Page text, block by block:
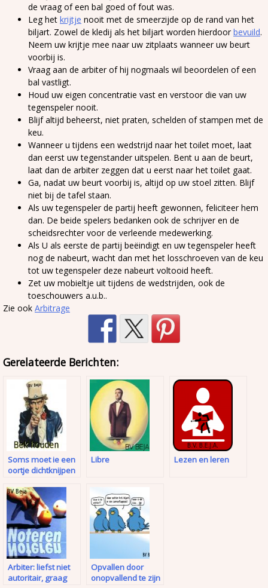
de vraag of een bal goed of fout was.
Leg het krijtje nooit met de smeerzijde op de rand van het
biljart. Zowel de kledij als het biljart worden hierdoorbevuild.
Neem uw krijtje mee naar uw zitplaats wanneer uw beurt
voorbij is.
Vraag aan de arbiter of hij nogmaals wil beoordelen of een
bal vastligt.
Houd uw eigen concentratie vast en verstoor die van uw
tegenspeler nooit.
Blijf altijd beheerst, niet praten, schelden of stampen met de
keu.
Wanneer u tijdens een wedstrijd naar het toilet moet, laat
dan eerst uw tegenstander uitspelen. Bent u aan de beurt,
laat dan de arbiter zeggen dat u eerst naar het toilet gaat.
Ga, nadat uw beurt voorbij is, altijd op uw stoel zitten. Blijf
niet bij de tafel staan.
Als uw tegenspeler de partij heeft gewonnen, feliciteer hem
dan. De beide spelers bedanken ook de schrijver en de
scheidsrechter voor de verleende medewerking.
Als U als eerste de partij beëindigt en uw tegenspeler heeft
nog de nabeurt, wacht dan met het losschroeven van de keu
tot uw tegenspeler deze nabeurt voltooid heeft.
Zet uw mobieltje uit tijdens de wedstrijden, ook de
toeschouwers a.u.b..
Zie ook Arbitrage
Gerelateerde Berichten:
Soms moet ie een
oortje dichtknijpen
Libre Lezen en leren
Arbiter: liefst niet
autoritair, graag
Opvallen door
onopvallend te zijn